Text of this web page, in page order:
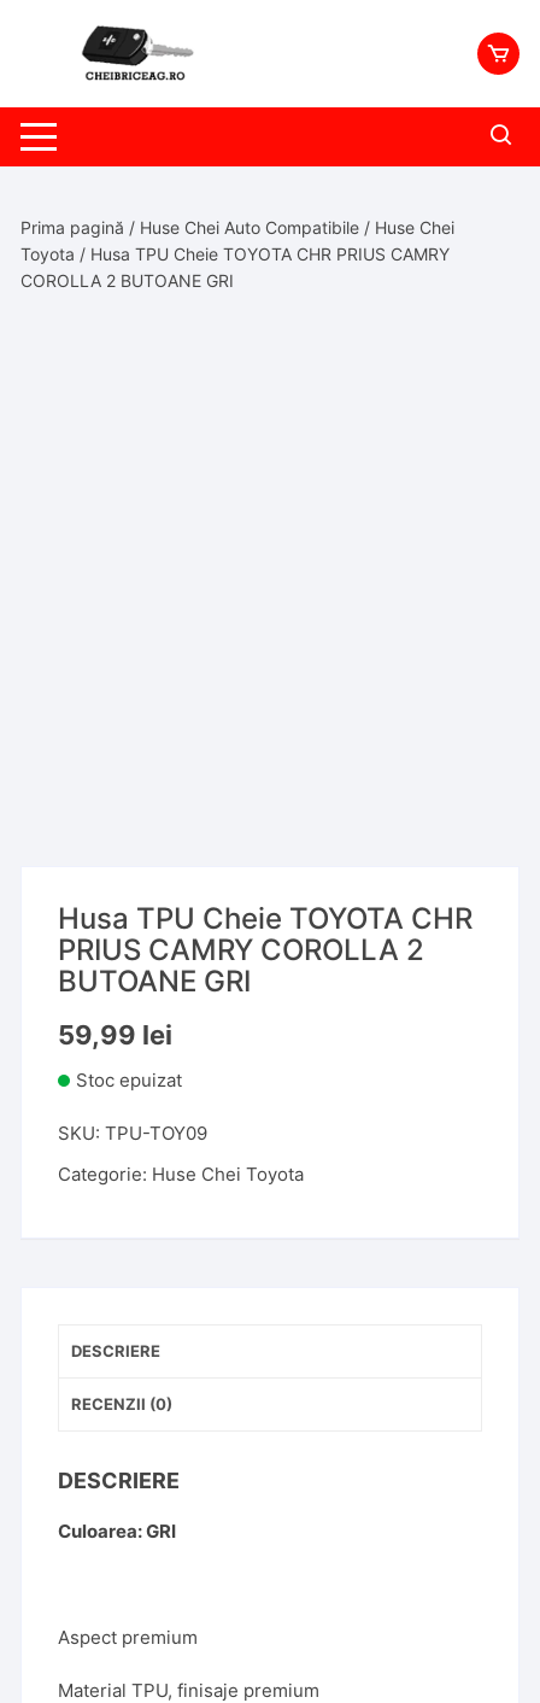
Prima pagină / Huse Chei Auto Compatibile / Huse Chei
Toyota / Husa TPU Cheie TOYOTA CHR PRIUS CAMRY
COROLLA 2 BUTOANE GRI
Husa TPU Cheie TOYOTA CHR
PRIUS CAMRY COROLLA 2
BUTOANE GRI
59,99 lei
Stoc epuizat
SKU:TPU-TOY09
Categorie: Huse Chei Toyota
DESCRIERE
RECENZII (0)
DESCRIERE
Culoarea: GRI
Aspect premium
Material TPU, finisaje premium